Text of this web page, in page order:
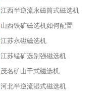
江西半逆流永磁筒式磁选机
山西铁矿磁选机如何配置
江苏永磁磁选机
江苏锰矿选别强磁选机
茂名矿山干式磁选机
河北半逆流湿式磁选机